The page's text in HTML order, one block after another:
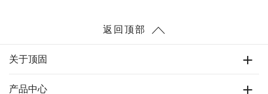
返回顶部
关于顶固
产品中心